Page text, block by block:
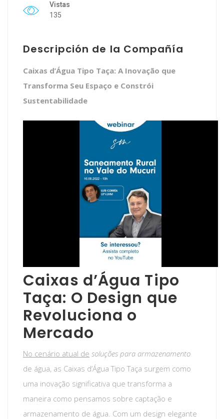
Vistas
135
Descripción de la Compañía
Caixas d’Água Tipo Taça: A Inovação que
Transforma Seu Espaço e Constrói
Sustentabilidade
Caixas d’Água Tipo
Taça: O Design que
Revoluciona o
Mercado
No cenário atual de soluções para armazenamento
de água, as Caixas d’Água Tipo Taça surgem como
uma inovação significativa que transforma a
maneira como pensamos sobre captação e
armazenamento de água. Com um design elegante